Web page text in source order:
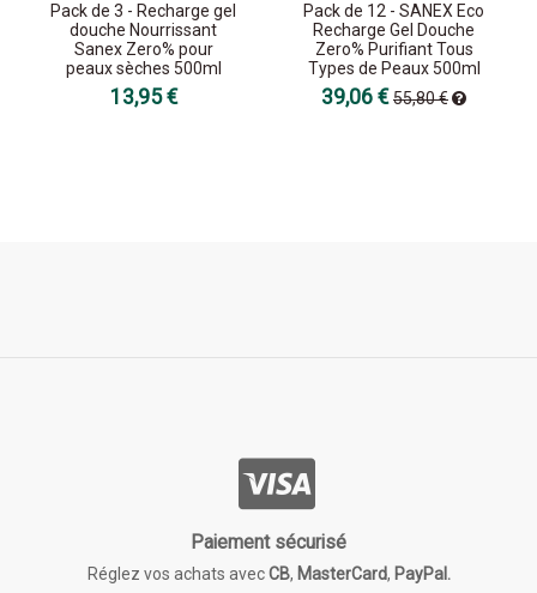
Pack de 3 - Recharge gel
douche Nourrissant
Sanex Zero% pour
peaux sèches 500ml
13,95 €
Pack de 12 - SANEX Eco
Recharge Gel Douche
Zero% Purifiant Tous
Types de Peaux 500ml
39,06 €55,80 €
Paiement sécurisé
Réglez vos achats avecCB, MasterCard, PayPal.